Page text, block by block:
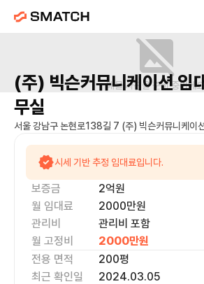
매물 사진을 준비 중이에
(주) 빅슨커뮤니케이션임
무실
서울 강남구 논현로138길 7 (주) 빅슨커뮤니케이
시세 기반 추정 임대료입니다.
보증금 2억원
월 임대료
2000만원
관리비
관리비 포함
월 고정비
2000만원
전용 면적
200평
최근 확인일
2024.03.05